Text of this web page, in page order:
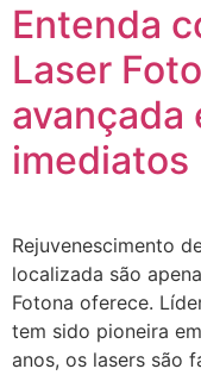
Entenda
Laser
avançada
imediatos
Rejuvenescimento
localizada são
Fotona oferece.
tem sido pioneira
anos, os lasers são